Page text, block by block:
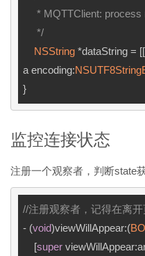
     */
NSString *dataString = [[
a encoding:
监控连接状态
注册一个观察者，判断state
//注册观察者，记得在离
- (void)viewWillAppear:(
    [
super